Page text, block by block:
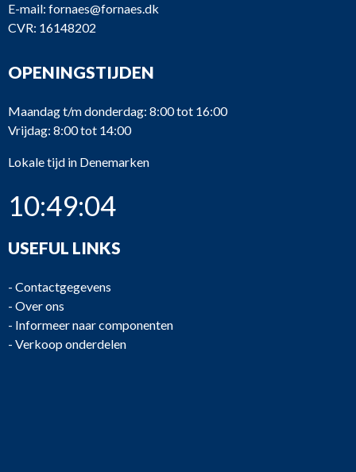
E-mail: fornaes@fornaes.dk
CVR: 16148202
OPENINGSTIJDEN
Maandag t/m donderdag: 8:00 tot 16:00
Vrijdag: 8:00 tot 14:00
Lokale tijd in Denemarken
10:49:04
USEFUL LINKS
- Contactgegevens
- Over ons
- Informeer naar componenten
- Verkoop onderdelen